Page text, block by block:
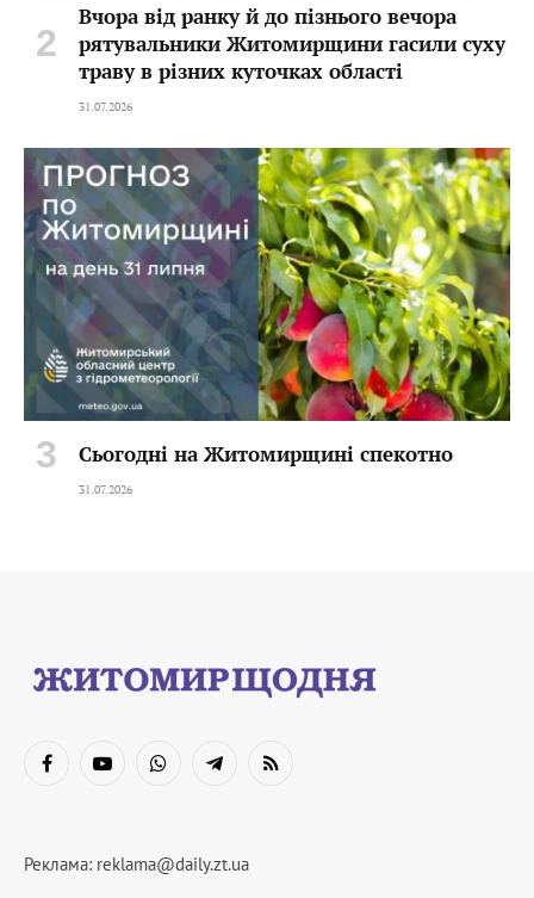
Вчора від ранку й до пізнього вечора
рятувальники Житомирщини гасили суху
траву в різних куточках області
31.07.2026
Сьогодні на Житомирщині спекотно
31.07.2026
FacebookYouTubeWhatsAppTelegramRSS
Реклама: reklama@daily.zt.ua